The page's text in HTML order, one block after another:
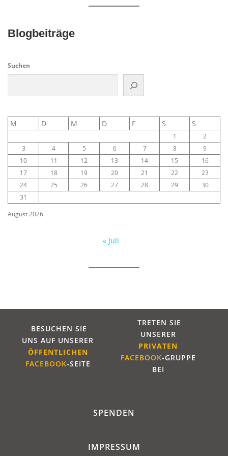
Blogbeiträge
Suchen
August 2026
M D M D F S S
1
2
3
4 5 6 7 8
9
10
11 12 13 14 15
16
17
18 19 20 21 22
23
24
25 26 27 28 29
30
31
« Juli
BESUCHEN SIE
UNS AUF UNSERER
ÖFFENTLICHEN
FACEBOOK-SEITE
TRETEN SIE
UNSERER
PRIVATEN
FACEBOOK-GRUPPE
BEI
SPENDEN
IMPRESSUM